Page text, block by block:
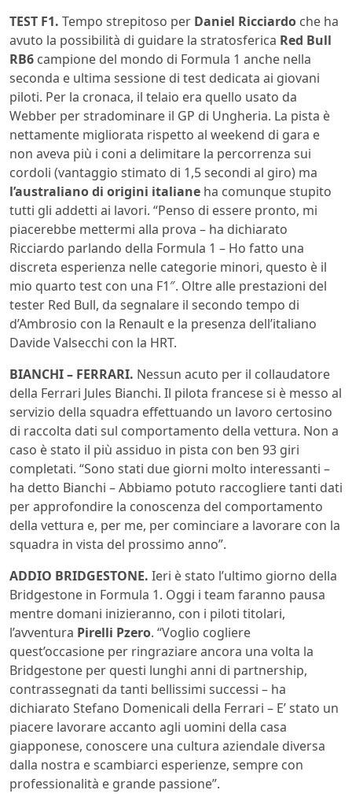
TEST F1. Tempo strepitoso per Daniel Ricciardo che ha
avuto la possibilità di guidare la stratosferica Red Bull
RB6 campione del mondo di Formula 1 anche nella
seconda e ultima sessione di test dedicata ai giovani
piloti. Per la cronaca, il telaio era quello usato da
Webber per stradominare il GP di Ungheria. La pista è
nettamente migliorata rispetto al weekend di gara e
non aveva più i coni a delimitare la percorrenza sui
cordoli (vantaggio stimato di 1,5 secondi al giro) ma
l’australiano di origini italiane ha comunque stupito
tutti gli addetti ai lavori. “Penso di essere pronto, mi
piacerebbe mettermi alla prova – ha dichiarato
Ricciardo parlando della Formula 1 – Ho fatto una
discreta esperienza nelle categorie minori, questo è il
mio quarto test con una F1″. Oltre alle prestazioni del
tester Red Bull, da segnalare il secondo tempo di
d’Ambrosio con la Renault e la presenza dell’italiano
Davide Valsecchi con la HRT.
BIANCHI – FERRARI. Nessun acuto per il collaudatore
della Ferrari Jules Bianchi. Il pilota francese si è messo al
servizio della squadra effettuando un lavoro certosino
di raccolta dati sul comportamento della vettura. Non a
caso è stato il più assiduo in pista con ben 93 giri
completati. “Sono stati due giorni molto interessanti –
ha detto Bianchi – Abbiamo potuto raccogliere tanti dati
per approfondire la conoscenza del comportamento
della vettura e, per me, per cominciare a lavorare con la
squadra in vista del prossimo anno”.
ADDIO BRIDGESTONE. Ieri è stato l’ultimo giorno della
Bridgestone in Formula 1. Oggi i team faranno pausa
mentre domani inizieranno, con i piloti titolari,
l’avventura Pirelli Pzero. “Voglio cogliere
quest’occasione per ringraziare ancora una volta la
Bridgestone per questi lunghi anni di partnership,
contrassegnati da tanti bellissimi successi – ha
dichiarato Stefano Domenicali della Ferrari – E’ stato un
piacere lavorare accanto agli uomini della casa
giapponese, conoscere una cultura aziendale diversa
dalla nostra e scambiarci esperienze, sempre con
professionalità e grande passione”.